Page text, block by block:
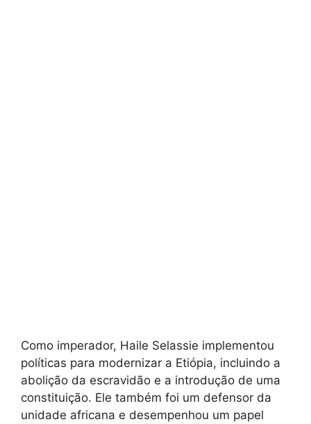
Como imperador, Haile Selassie implementou
políticas para modernizar a Etiópia, incluindo a
abolição da escravidão e a introdução de uma
constituição. Ele também foi um defensor da
unidade africana e desempenhou um papel